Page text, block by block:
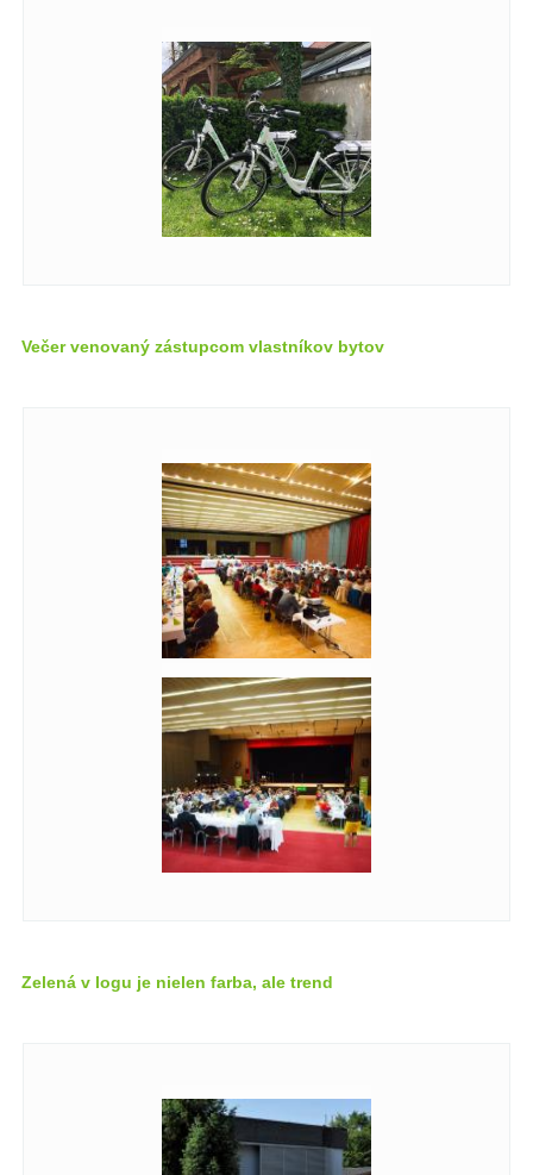
Večer venovaný zástupcom vlastníkov bytov
Zelená v logu je nielen farba, ale trend